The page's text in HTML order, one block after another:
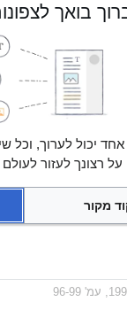
בואך
יכול לערוך, וכל
רצונך לעזור לעולם
מקור